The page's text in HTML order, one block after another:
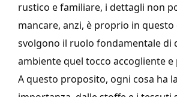
rustico e familiare, i dettagli non
mancare, anzi, è proprio in questo
svolgono il ruolo fondamentale di
ambiente quel tocco accogliente e
A questo proposito, ogni cosa ha